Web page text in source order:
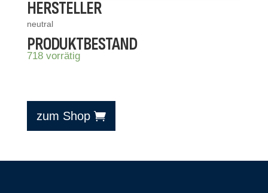
HERSTELLER
neutral
PRODUKTBESTAND
718 vorrätig
zum Shop